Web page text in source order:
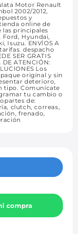
Motor Renault
2002/2012,
y
online de
las principales
Ford, Hyundai,
Isuzu. ENVÍOS A
despacho
SER GRATIS
ATENCIÓN:
Los
original y sin
deterioro,
tipo. Comunícate
tu cambio o
de:
clutch, correas,
frenado,
compra